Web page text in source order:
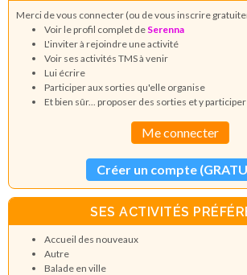
Merci de vous connecter (ou de vous inscrire
Voir le profil complet de Serenna
L'inviter à rejoindre une activité
Voir ses activités TMS à venir
Lui écrire
Participer aux sorties qu'elle organise
Et bien sûr... proposer des sorties et y participer
Me connecter
Créer un compte
SES ACTIVITÉS
Accueil des nouveaux
Autre
Balade en ville